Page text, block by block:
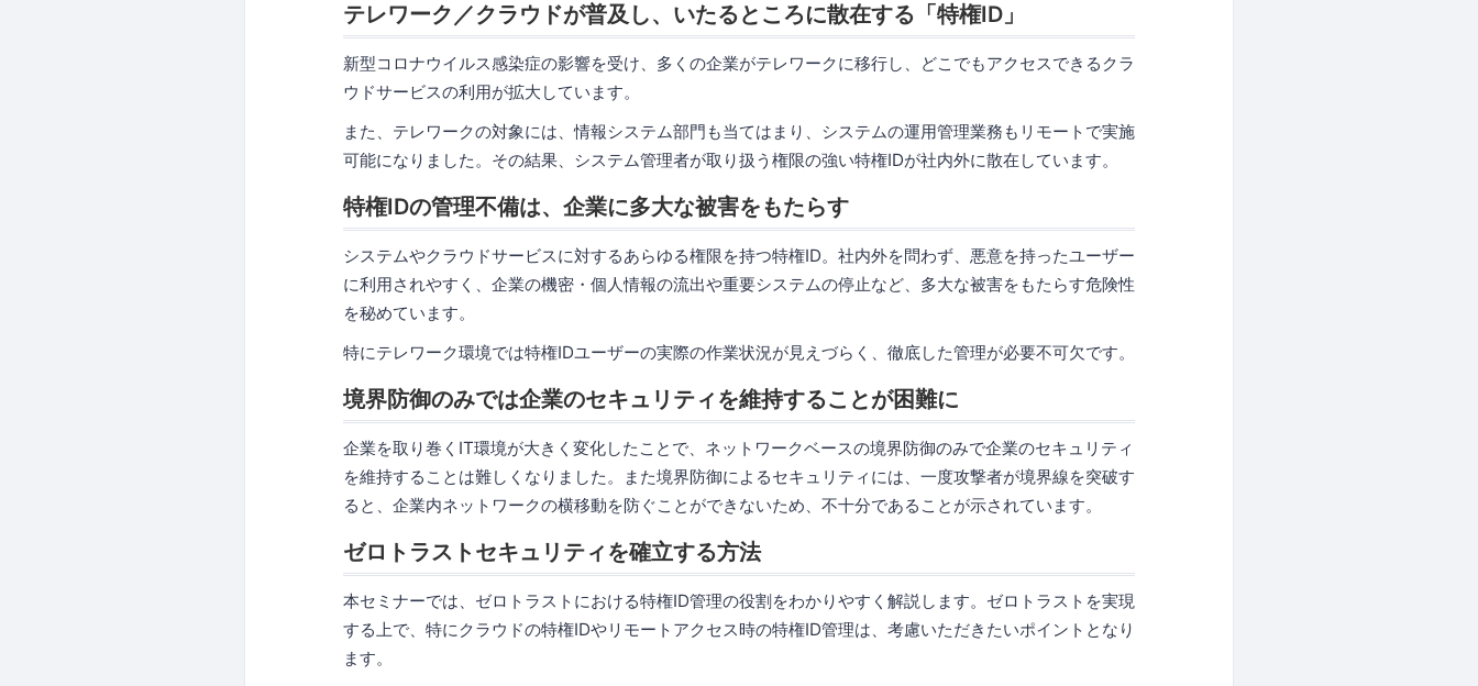
テレワーク／クラウドが普及し、いたるところに散在する「特権ID」
新型コロナウイルス感染症の影響を受け、多くの企業がテレワークに移行し、どこでもアクセスできるクラ
ウドサービスの利用が拡大しています。
また、テレワークの対象には、情報システム部門も当てはまり、システムの運用管理業務もリモートで実施
可能になりました。その結果、システム管理者が取り扱う権限の強い特権IDが社内外に散在しています。
特権IDの管理不備は、企業に多大な被害をもたらす
システムやクラウドサービスに対するあらゆる権限を持つ特権ID。社内外を問わず、悪意を持ったユーザー
に利用されやすく、企業の機密・個人情報の流出や重要システムの停止など、多大な被害をもたらす危険性
を秘めています。
特にテレワーク環境では特権IDユーザーの実際の作業状況が見えづらく、徹底した管理が必要不可欠です。
境界防御のみでは企業のセキュリティを維持することが困難に
企業を取り巻くIT環境が大きく変化したことで、ネットワークベースの境界防御のみで企業のセキュリティ
を維持することは難しくなりました。また境界防御によるセキュリティには、一度攻撃者が境界線を突破す
ると、企業内ネットワークの横移動を防ぐことができないため、不十分であることが示されています。
ゼロトラストセキュリティを確立する方法
本セミナーでは、ゼロトラストにおける特権ID管理の役割をわかりやすく解説します。ゼロトラストを実現
する上で、特にクラウドの特権IDやリモートアクセス時の特権ID管理は、考慮いただきたいポイントとなり
ます。